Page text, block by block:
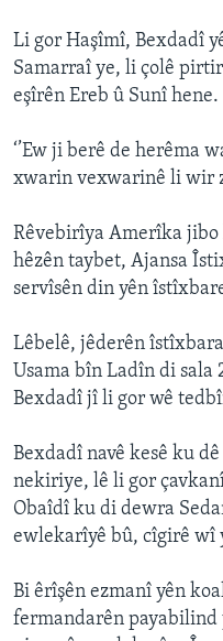
Li gor Haşîmî, Bexdadî
Samarraî ye, li çolê
eşîrên Ereb û Sunî hene.
‘’Ew ji berê de herêma
xwarin vexwarinê li wir
Rêvebirîya Amerîka
hêzên taybet, Ajansa
servîsên din yên
Lêbelê, jêderên
Usama bîn Ladîn di sala
Bexdadî jî li gor wê
Bexdadî navê kesê ku
nekiriye, lê li gor
Obaîdî ku di dewra
ewlekarîyê bû, cîgirê wî
Bi êrîşên ezmanî yên
fermandarên payabilind